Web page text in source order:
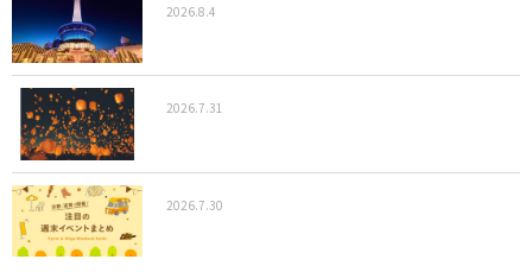
2026.8.4
2026.7.31
2026.7.30